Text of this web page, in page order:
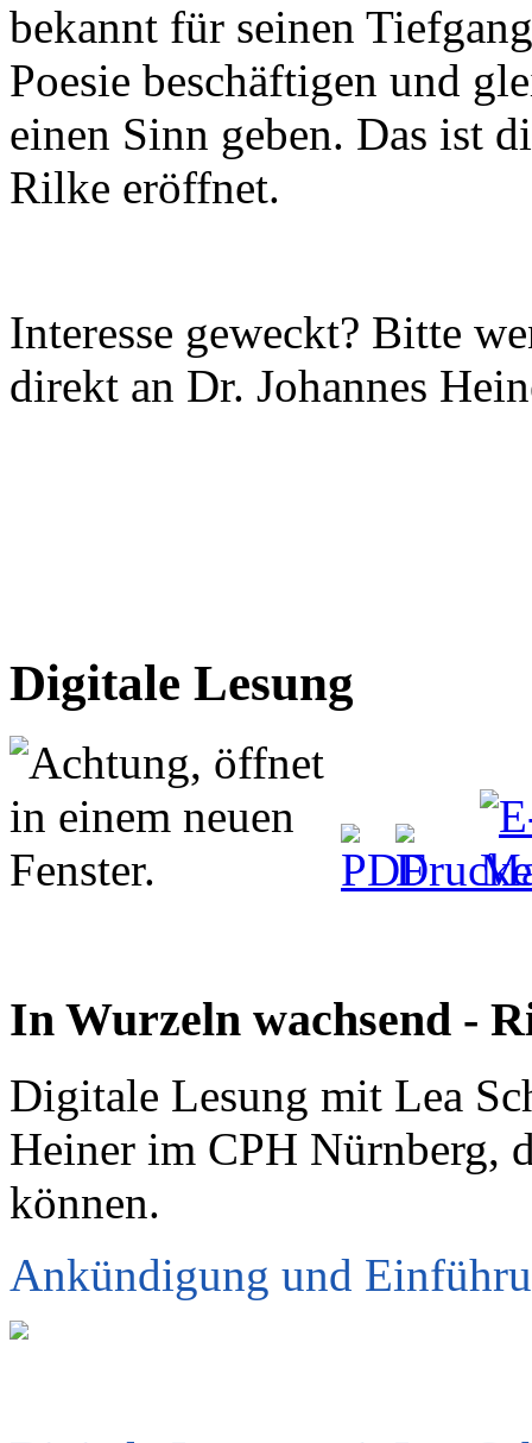
bekannt für seinen
Poesie beschäftigen und
einen Sinn geben. Das ist
Rilke eröffnet.
Interesse geweckt? Bitte
direkt an Dr. Johannes
Digitale Lesung
In Wurzeln wachsend -
Digitale Lesung mit Lea
Heiner im CPH Nürnberg,
können.
Ankündigung und